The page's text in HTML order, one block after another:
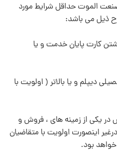
الموتحداقل شرایط مورد
ذیل می باشد:
كارت پايان خدمت و يا
ديپلم و يا بالاتر ( اولويت با
یکی از زمینه های ، فروش و
اینصورت اولویت با متقاضیان
بود.